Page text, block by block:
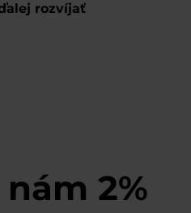
rozvíjať
2%